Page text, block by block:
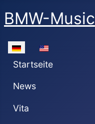
BMW-Music
Sprache auswählen
Startseite
News
Vita